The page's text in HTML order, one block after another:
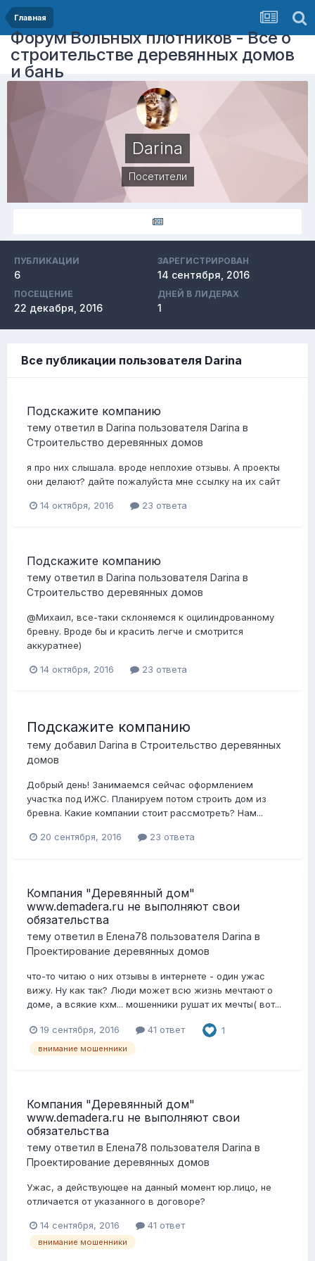
Главная
Форум Вольных плотников - Все о
строительстве деревянных домов
и бань
Darina
Посетители
ПУБЛИКАЦИИ
6
ЗАРЕГИСТРИРОВАН
14 сентября, 2016
ПОСЕЩЕНИЕ
22 декабря, 2016
ДНЕЙ В ЛИДЕРАХ
1
Все публикации пользователя Darina
Подскажите компанию
тему ответил в Darina пользователя Darina в
Строительство деревянных домов
я про них слышала. вроде неплохие отзывы. А проекты
они делают? дайте пожалуйста мне ссылку на их сайт
14 октября, 2016 23 ответа
Подскажите компанию
тему ответил в Darina пользователя Darina в
Строительство деревянных домов
@Михаил, все-таки склоняемся к оцилиндрованному
бревну. Вроде бы и красить легче и смотрится
аккуратнее)
14 октября, 2016 23 ответа
Подскажите компанию
тему добавил Darina в Строительство деревянных
домов
Добрый день! Занимаемся сейчас оформлением
участка под ИЖС. Планируем потом строить дом из
бревна. Какие компании стоит рассмотреть? Нам...
20 сентября, 2016 23 ответа
Компания "Деревянный дом"
www.demadera.ru не выполняют свои
обязательства
тему ответил в Елена78 пользователя Darina в
Проектирование деревянных домов
что-то читаю о них отзывы в интернете - один ужас
вижу. Ну как так? Люди может всю жизнь мечтают о
доме, а всякие кхм... мошенники рушат их мечты( вот...
19 сентября, 2016 41 ответ 1
внимание мошенники
Компания "Деревянный дом"
www.demadera.ru не выполняют свои
обязательства
тему ответил в Елена78 пользователя Darina в
Проектирование деревянных домов
Ужас, а действующее на данный момент юр.лицо, не
отличается от указанного в договоре?
14 сентября, 2016 41 ответ
внимание мошенники